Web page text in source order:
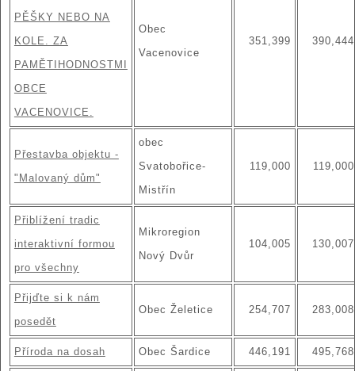
PĚŠKY NEBO NA
KOLE. ZA
PAMĚTIHODNOSTMI
OBCE
VACENOVICE.
Obec
Vacenovice
351,399 390,444
Přestavba objektu -
"Malovaný dům"
obec
Svatobořice-
Mistřín
119,000 119,000
Přiblížení tradic
interaktivní formou
pro všechny
Mikroregion
Nový Dvůr
104,005 130,007
Přijďte si k nám
posedět
Obec Želetice 254,707 283,008
Příroda na dosah Obec Šardice 446,191 495,768